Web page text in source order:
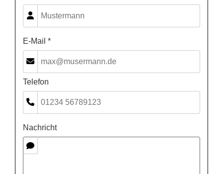
E-Mail *
Telefon
Nachricht